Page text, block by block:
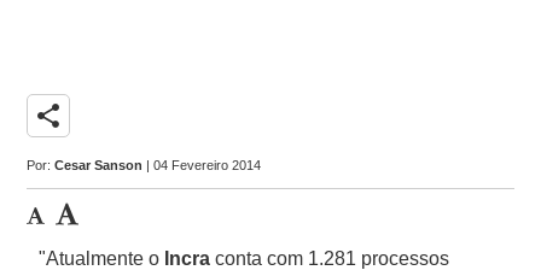
share
Por:Cesar Sanson | 04 Fevereiro 2014
"Atualmente o Incra conta com 1.281 processos